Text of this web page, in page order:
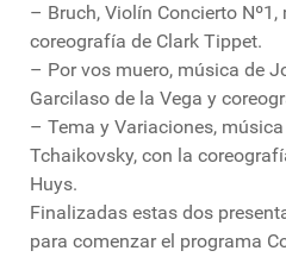
– Bruch, Violín Concierto
coreografía de Clark Tippet.
– Por vos muero, música de
Garcilaso de la Vega y
– Tema y Variaciones,
Tchaikovsky, con la
Huys.
Finalizadas estas dos
para comenzar el programa